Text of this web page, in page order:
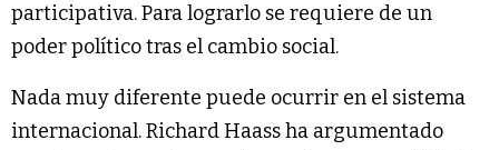
participativa. Para lograrlo se requiere de un
poder político tras el cambio social.
Nada muy diferente puede ocurrir en el sistema
internacional. Richard Haass ha argumentado